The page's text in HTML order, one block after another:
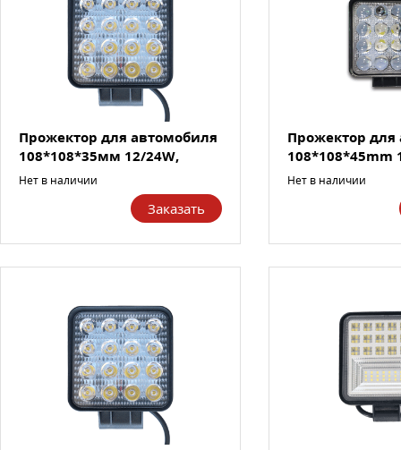
Прожектор для автомобиля
108*108*35мм 12/24W,
2200...
Нет в наличии
Заказать
Прожектор для
108*108*45mm
2000...
Нет в наличии